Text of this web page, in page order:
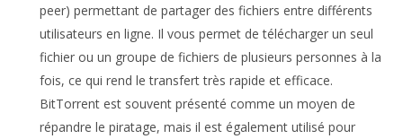
peer) permettant de partager des fichiers entre différents
utilisateurs en ligne. Il vous permet de télécharger un seul
fichier ou un groupe de fichiers de plusieurs personnes à la
fois, ce qui rend le transfert très rapide et efficace.
BitTorrent est souvent présenté comme un moyen de
répandre le piratage, mais il est également utilisé pour